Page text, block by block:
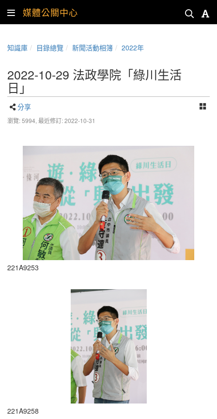
媒體公關中心
知識庫 目錄總覽 新聞活動相簿 2022年
2022-10-29 法政學院「綠川生活
日」
分享
瀏覽: 5994, 最近修訂: 2022-10-31
221A9253
221A9258